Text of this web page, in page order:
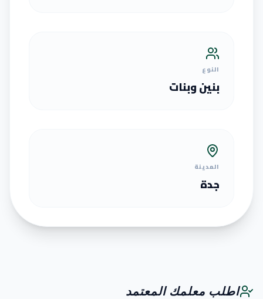
النوع
بنين وبنات
المدينة
جدة
اطلب معلمك المعتمد